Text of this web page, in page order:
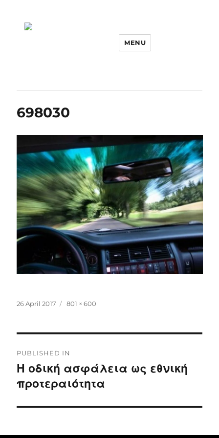
MENU
698030
Posted
26 April 2017
Full
801 × 600
navigation
PUBLISHED IN
Η οδική ασφάλεια ως εθνική
προτεραιότητα